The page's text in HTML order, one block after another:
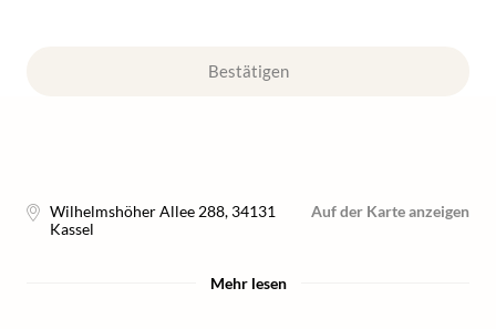
Bestätigen
Wilhelmshöher Allee 288, 34131
Kassel
Auf der Karte anzeigen
Mehr lesen